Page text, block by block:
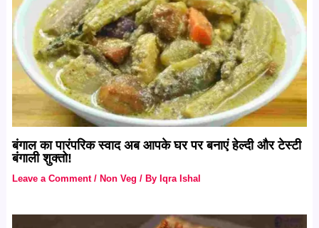
बंगाल का पारंपरिक स्वाद अब आपके घर पर बनाएं हेल्दी और टेस्टी
बंगाली शुक्तो!
Leave a Comment /Non Veg / ByIqra Ishal